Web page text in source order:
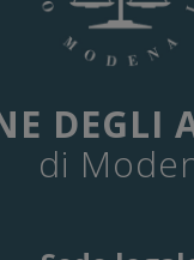
DEGLI
di